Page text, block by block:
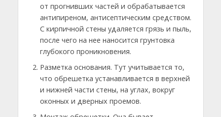
от прогнивших частей и обрабатывается
антипиреном, антисептическим средством.
С кирпичной стены удаляется грязь и пыль,
после чего на нее наносится грунтовка
глубокого проникновения.
Разметка основания. Тут учитывается то,
что обрешетка устанавливается в верхней
и нижней части стены, на углах, вокруг
оконных и дверных проемов.